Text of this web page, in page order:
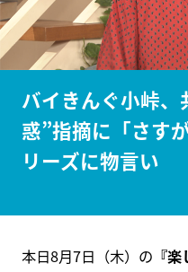
バイきんぐ小峠
惑”指摘に「さす
リーズに物言い
本日8月7日（木）の 『